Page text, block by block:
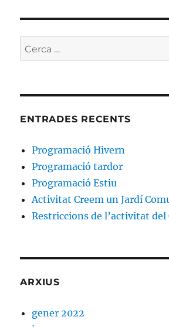
Cerca:
ENTRADES RECENTS
Programació Hivern
Programació tardor
Programació Estiu
Activitat Creem un Jardí
Restriccions de l’activitat del
ARXIUS
gener 2022